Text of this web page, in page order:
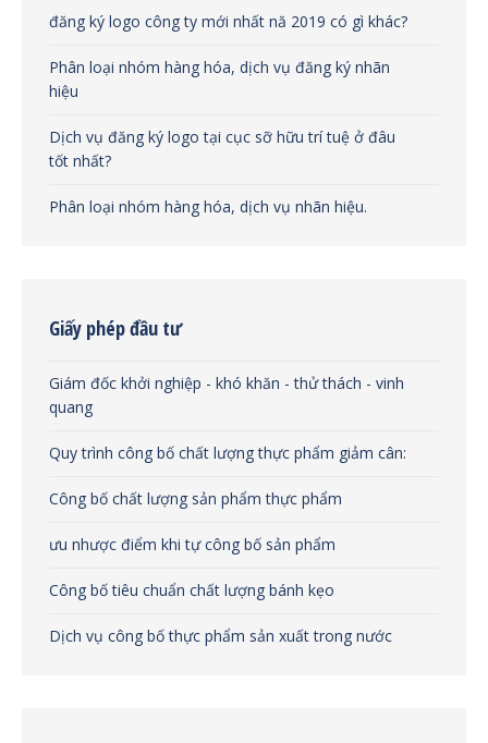
đăng ký logo công ty mới nhất nă 2019 có gì khác?
Phân loại nhóm hàng hóa, dịch vụ đăng ký nhãn
hiệu
Dịch vụ đăng ký logo tại cục sỡ hữu trí tuệ ở đâu
tốt nhất?
Phân loại nhóm hàng hóa, dịch vụ nhãn hiệu.
Giấy phép đầu tư
Giám đốc khởi nghiệp - khó khăn - thử thách - vinh
quang
Quy trình công bố chất lượng thực phẩm giảm cân:
Công bố chất lượng sản phẩm thực phẩm
ưu nhược điểm khi tự công bố sản phẩm
Công bố tiêu chuẩn chất lượng bánh kẹo
Dịch vụ công bố thực phẩm sản xuất trong nước